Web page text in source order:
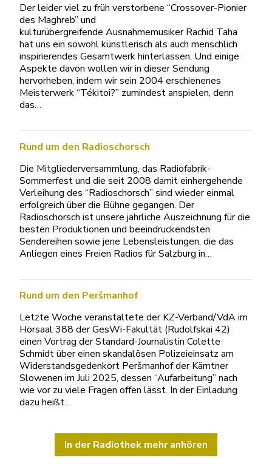
Der leider viel zu früh verstorbene “Crossover-Pionier
des Maghreb” und
kulturübergreifende Ausnahmemusiker Rachid Taha
hat uns ein sowohl künstlerisch als auch menschlich
inspirierendes Gesamtwerk hinterlassen. Und einige
Aspekte davon wollen wir in dieser Sendung
hervorheben, indem wir sein 2004 erschienenes
Meisterwerk “Tékitoi?” zumindest anspielen, denn
das…
Rund um den Radioschorsch
Die Mitgliederversammlung, das Radiofabrik-
Sommerfest und die seit 2008 damit einhergehende
Verleihung des “Radioschorsch” sind wieder einmal
erfolgreich über die Bühne gegangen. Der
Radioschorsch ist unsere jährliche Auszeichnung für die
besten Produktionen und beeindruckendsten
Sendereihen sowie jene Lebensleistungen, die das
Anliegen eines Freien Radios für Salzburg in…
Rund um den Peršmanhof
Letzte Woche veranstaltete der KZ-Verband/VdA im
Hörsaal 388 der GesWi-Fakultät (Rudolfskai 42)
einen Vortrag der Standard-Journalistin Colette
Schmidt über einen skandalösen Polizeieinsatz am
Widerstandsgedenkort Peršmanhof der Kärntner
Slowenen im Juli 2025, dessen “Aufarbeitung” nach
wie vor zu viele Fragen offen lässt. In der Einladung
dazu heißt…
In der Radiothek mehr anhören